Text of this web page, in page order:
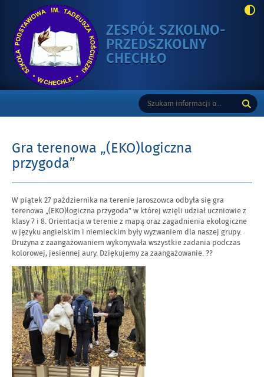
ZESPÓŁ SZKOLNO-
PRZEDSZKOLNY
CHECHŁO
TERENOWA
PRZYGODA”
Wyszukiwarka
Tutaj
wpisz
szukaną
Gra terenowa „(EKO)logiczna
przygoda”
Opublikowano
w
dniu
W piątek 27 października na terenie Jaroszowca odbyła się gra
terenowa „(EKO)logiczna przygoda” w której wzięli udział uczniowie z
klasy 7 i 8. Orientacja w terenie z mapą oraz zagadnienia ekologiczne
w języku angielskim i niemieckim były wyzwaniem dla naszej grupy.
Drużyna z zaangażowaniem wykonywała wszystkie zadania podczas
kolorowej, jesiennej aury. Dziękujemy za zaangażowanie. ??